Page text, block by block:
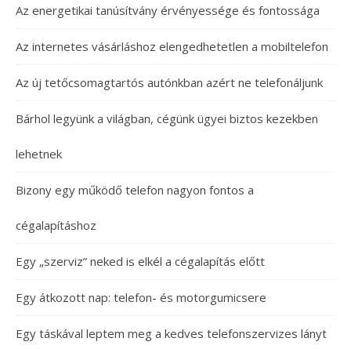
Az energetikai tanúsítvány érvényessége és fontossága
Az internetes vásárláshoz elengedhetetlen a mobiltelefon
Az új tetőcsomagtartós autónkban azért ne telefonáljunk
Bárhol legyünk a világban, cégünk ügyei biztos kezekben
lehetnek
Bizony egy működő telefon nagyon fontos a
cégalapításhoz
Egy „szerviz” neked is elkél a cégalapítás előtt
Egy átkozott nap: telefon- és motorgumicsere
Egy táskával leptem meg a kedves telefonszervizes lányt